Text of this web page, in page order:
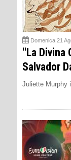
Domenica 21
''La Divina
Salvador
Juliette Murphy